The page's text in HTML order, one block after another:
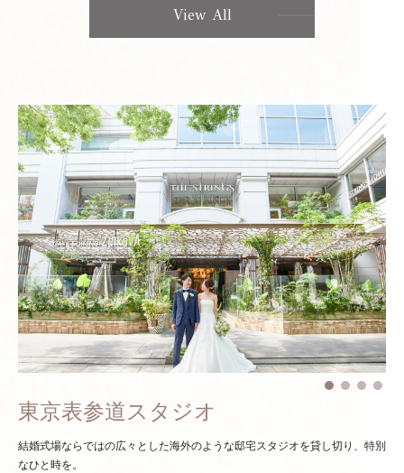
View All
東京表参道スタジオ
結婚式場ならではの広々とした海外のような邸宅スタジオを貸し切り、特別
なひと時を。